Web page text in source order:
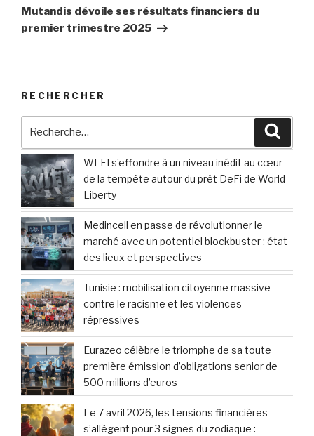
suivant
Mutandis dévoile ses résultats financiers du
premier trimestre 2025
RECHERCHER
:
WLFI s’effondre à un niveau inédit au cœur
de la tempête autour du prêt DeFi de World
Liberty
Medincell en passe de révolutionner le
marché avec un potentiel blockbuster : état
des lieux et perspectives
Tunisie : mobilisation citoyenne massive
contre le racisme et les violences
répressives
Eurazeo célèbre le triomphe de sa toute
première émission d’obligations senior de
500 millions d’euros
Le 7 avril 2026, les tensions financières
s’allègent pour 3 signes du zodiaque :